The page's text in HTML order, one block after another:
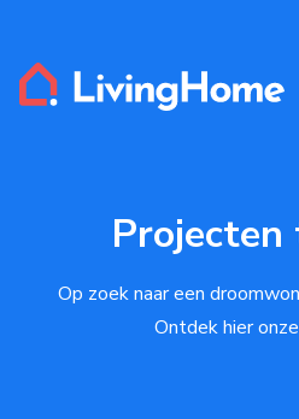
Projecten
Op zoek naar een
Ontdek hier